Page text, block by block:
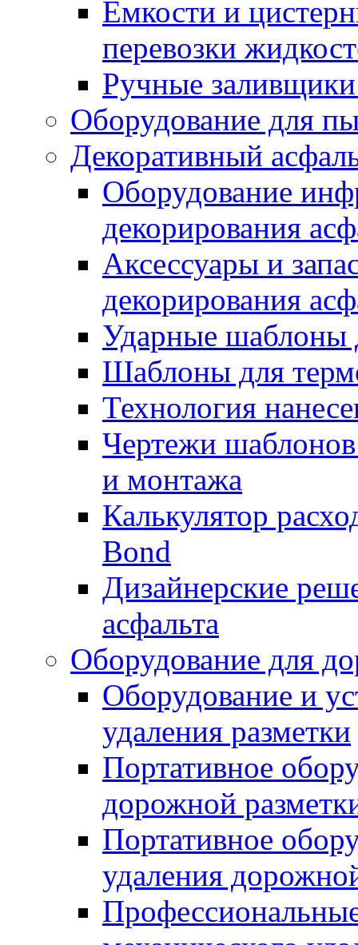
Емкости и
перевозки
Ручные
Оборудование для
Декоративный
Оборудование
декорирования
Аксессуары и
декорирования
Ударные шаблоны
Шаблоны для
Технология
Чертежи шаблонов
и монтажа
Калькулятор
Bond
Дизайнерские
асфальта
Оборудование для
Оборудование и
удаления разметки
Портативное
дорожной
Портативное
удаления